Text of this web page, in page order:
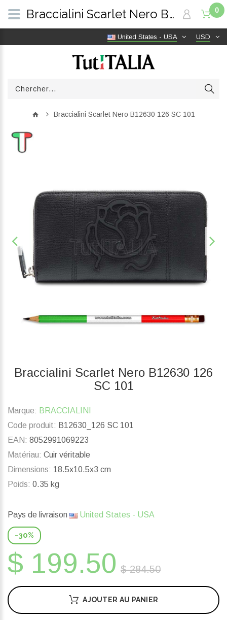
USD
United States - USA
0
Braccialini Scarlet Nero B12630 126 SC 101
Braccialini Scarlet Nero B12630 126
SC 101
Marque: BRACCIALINI
Code produit: B12630_126 SC 101
EAN: 8052991069223
Matériau: Cuir véritable
Dimensions: 18.5x10.5x3 cm
Poids: 0.35 kg
Pays de livraison United States - USA
-30%
$ 199.50 $ 284.50
AJOUTER AU PANIER
Braccialini Scarlet Nero B12630 126 SC 101 | TutITALIA